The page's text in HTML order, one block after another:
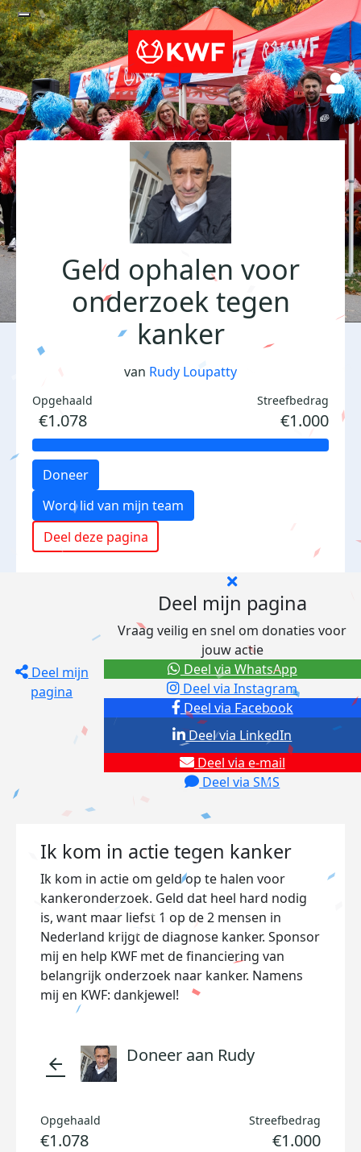
Geld ophalen voor
onderzoek tegen
kanker
van Rudy Loupatty
Opgehaald
€1.078
Streefbedrag
€1.000
Doneer
Word lid van mijn team
Deel deze pagina
Deel mijn
pagina
Deel mijn pagina
Vraag veilig en snel om donaties voor
jouw actie
Deel via Facebook
Deel via Instagram
Deel via e-mail
Deel via SMS
Deel via LinkedIn
Deel via WhatsApp
Ik kom in actie tegen kanker
Ik kom in actie om geld op te halen voor
kankeronderzoek. Geld dat heel hard nodig
is, want maar liefst 1 op de 2 mensen in
Nederland krijgt de diagnose kanker. Sponsor
mij en help KWF met de financiering van
belangrijk onderzoek naar kanker. Namens
mij en KWF: dankjewel!
arrow_back Doneer aan Rudy
Opgehaald
€1.078
Streefbedrag
€1.000